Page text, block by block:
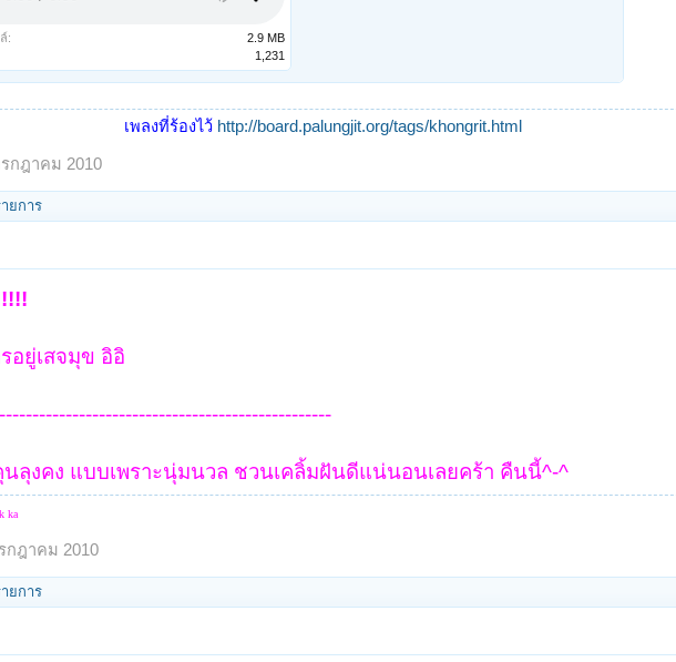
:
2.9 MB
1,231
เพลงที่ร้องไว้ http://board.palungjit.org/tags/khongrit.html
กฎาคม 2010
ยการ
อยู่เสจมุข อิอิ
นลุงคง แบบเพราะนุ่มนวล ชวนเคลิ้มฝันดีแน่นอนเลยคร้า คืนนี้^-^
ka
กฎาคม 2010
ยการ